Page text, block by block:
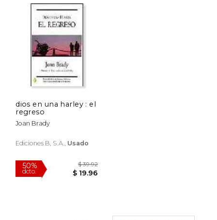
50%
dcto.
$ 30.47
dios en una harley : el
regreso
Joan Brady
Ediciones B, S.a., Usado